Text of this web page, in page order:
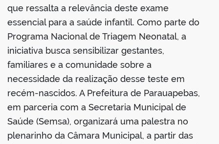
que ressalta a relevância deste exame
essencial para a saúde infantil. Como parte do
Programa Nacional de Triagem Neonatal, a
iniciativa busca sensibilizar gestantes,
familiares e a comunidade sobre a
necessidade da realização desse teste em
recém-nascidos. A Prefeitura de Parauapebas,
em parceria com a Secretaria Municipal de
Saúde (Semsa), organizará uma palestra no
plenarinho da Câmara Municipal, a partir das